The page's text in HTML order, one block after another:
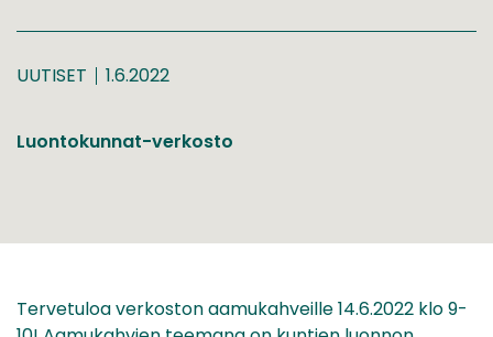
UUTISET 1.6.2022
Luontokunnat-verkosto
Tervetuloa verkoston aamukahveille 14.6.2022 klo 9-